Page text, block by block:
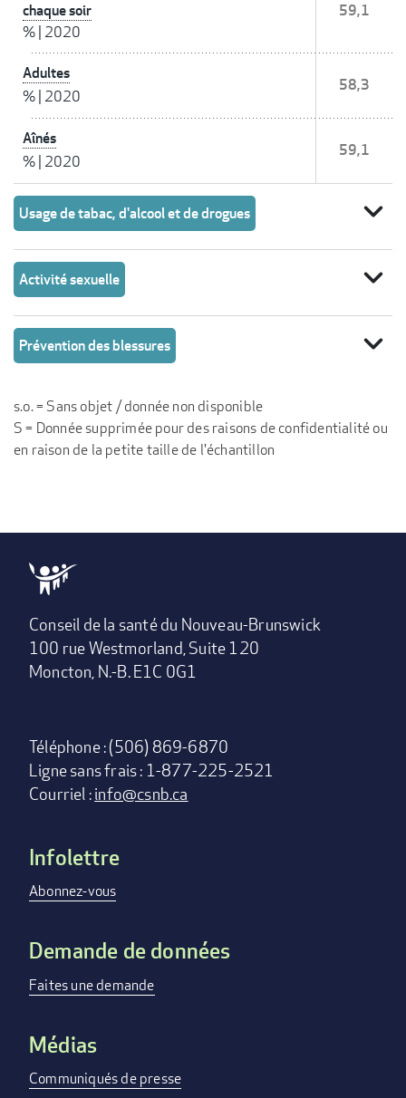
chaque soir
% 2020
59,1
Adultes
% 2020
58,3
Aînés
% 2020
59,1
Usage de tabac, d'alcool et de drogues expand_more
Activité sexuelle expand_more
Prévention des blessures expand_more
s.o. = Sans objet / donnée non disponible
S = Donnée supprimée pour des raisons de confidentialité ou
en raison de la petite taille de l'échantillon
Conseil de la santé du Nouveau-Brunswick
100 rue Westmorland, Suite 120
Moncton, N.-B. E1C 0G1
Téléphone : (506) 869-6870
Ligne sans frais : 1-877-225-2521
Courriel :info@csnb.ca
Footer
menu
Infolettre
Abonnez-vous
Demande de données
Faites une demande
Médias
Communiqués de presse